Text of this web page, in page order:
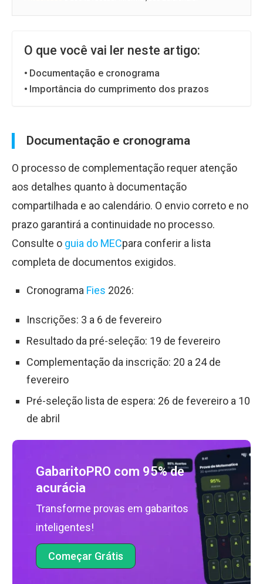
O que você vai ler neste artigo:
Documentação e cronograma
Importância do cumprimento dos prazos
Documentação e cronograma
O processo de complementação requer atenção
aos detalhes quanto à documentação
compartilhada e ao calendário. O envio correto e no
prazo garantirá a continuidade no processo.
Consulte o guia do MECpara conferir a lista
completa de documentos exigidos.
Cronograma Fies 2026:
Inscrições: 3 a 6 de fevereiro
Resultado da pré-seleção: 19 de fevereiro
Complementação da inscrição: 20 a 24 de
fevereiro
Pré-seleção lista de espera: 26 de fevereiro a 10
de abril
GabaritoPRO com 95% de
acurácia
Transforme provas em gabaritos
inteligentes!
Começar Grátis